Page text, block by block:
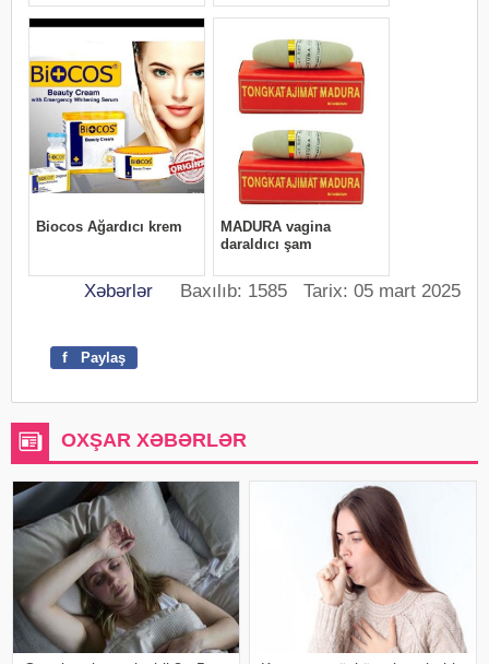
Xəbərlər Baxılıb: 1585 Tarix: 05 mart 2025
f Paylaş
OXŞAR XƏBƏRLƏR